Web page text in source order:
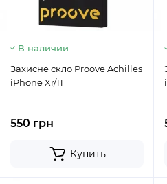
В наличии
Захисне скло Proove Achilles
iPhone Xr/11
550 грн
Купить